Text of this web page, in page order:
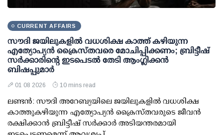
CURRENT AFFAIRS
സൗദി ജയിലുകളിൽ വധശിക്ഷ കാത്ത് കഴിയുന്ന
എത്യോപ്യൻ ക്രൈസ്തവരെ മോചിപ്പിക്കണം; ബ്രിട്ടീഷ്
സർക്കാരിന്റെ ഇടപെടൽ തേടി ആംഗ്ലിക്കൻ
ബിഷപ്പുമാർ
01 08 2026 10 mins read
ലണ്ടൻ: സൗദി അറേബ്യയിലെ ജയിലുകളിൽ വധശിക്ഷ
കാത്തുകഴിയുന്ന എത്യോപ്യൻ ക്രൈസ്തവരുടെ ജീവൻ
രക്ഷിക്കാൻ ബ്രിട്ടീഷ് സർക്കാർ അടിയന്തരമായി